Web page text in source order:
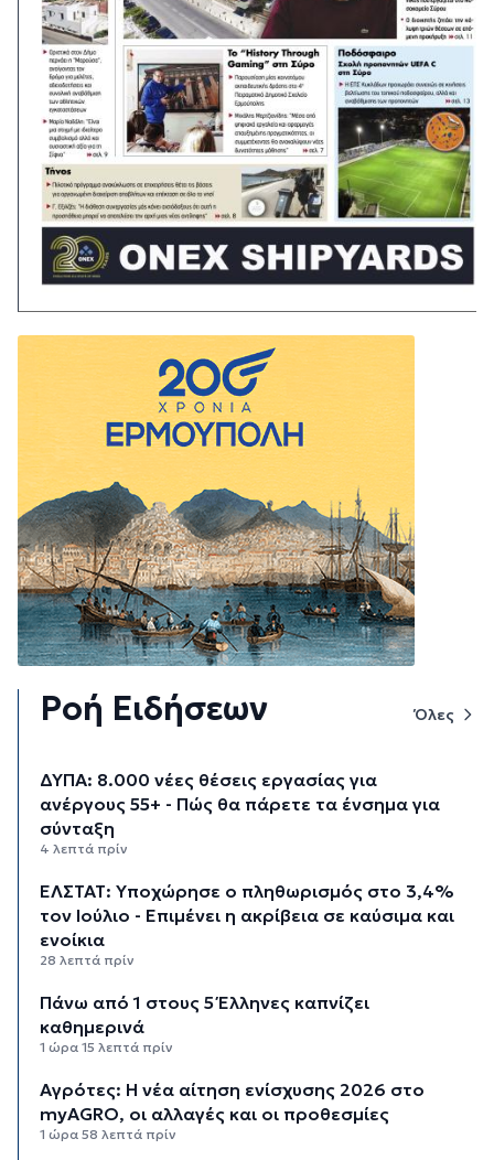
Ροή Ειδήσεων Όλες
ΔΥΠΑ: 8.000 νέες θέσεις εργασίας για
ανέργους 55+ - Πώς θα πάρετε τα ένσημα για
σύνταξη
4 λεπτά πρίν
ΕΛΣΤΑΤ: Υποχώρησε ο πληθωρισμός στο 3,4%
τον Ιούλιο - Επιμένει η ακρίβεια σε καύσιμα και
ενοίκια
28 λεπτά πρίν
Πάνω από 1 στους 5 Έλληνες καπνίζει
καθημερινά
1 ώρα 15 λεπτά πρίν
Αγρότες: Η νέα αίτηση ενίσχυσης 2026 στο
myAGRO, οι αλλαγές και οι προθεσμίες
1 ώρα 58 λεπτά πρίν